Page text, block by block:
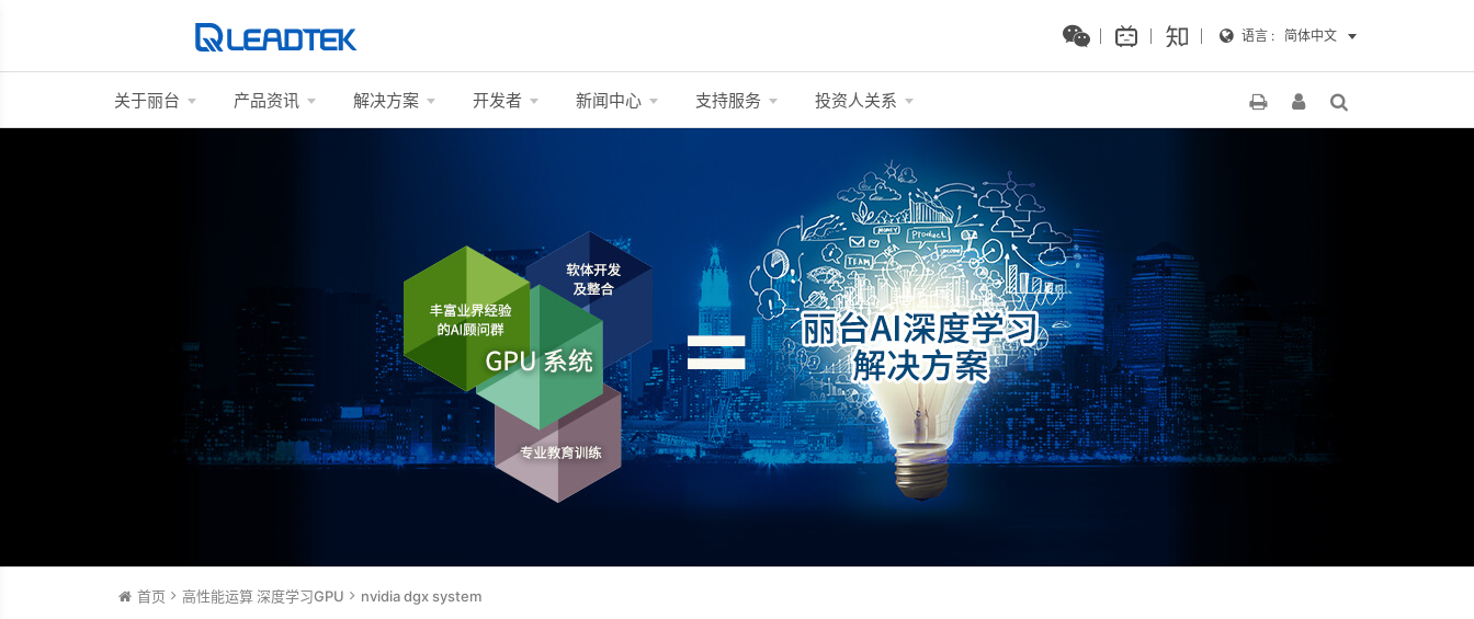
语言 : 简体中文
关于丽台 产品资讯 解决方案 开发者 新闻中心 支持服务 投资人关系
首页 高性能运算 深度学习GPU nvidia dgx system